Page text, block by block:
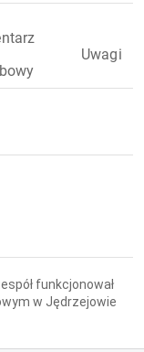
Uwagi
funkcjonował
w Jędrzejowie